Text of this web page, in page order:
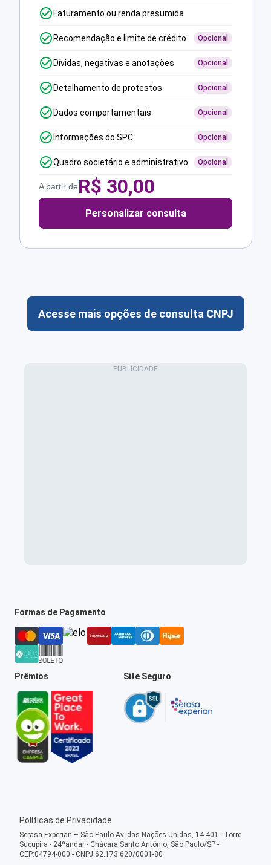
Faturamento ou renda presumida
Recomendação e limite de crédito Opcional
Dívidas, negativas e anotações Opcional
Detalhamento de protestos Opcional
Dados comportamentais Opcional
Informações do SPC Opcional
Quadro societário e administrativo Opcional
A partir deR$ 30,00
Personalizar consulta
Acesse mais opções de consulta CNPJ
Formas de Pagamento
Prêmios Site Seguro
Políticas de Privacidade
Serasa Experian – São Paulo Av. das Nações Unidas, 14.401 - Torre
Sucupira - 24ºandar - Chácara Santo Antônio, São Paulo/SP -
CEP:04794-000 - CNPJ 62.173.620/0001-80